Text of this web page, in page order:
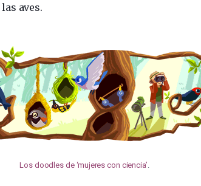
aves.
Los doodles de ‘mujeres con ciencia’